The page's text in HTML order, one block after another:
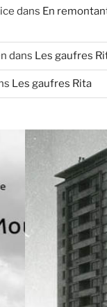
dans En
dans Les gaufres
Les gaufres Rita